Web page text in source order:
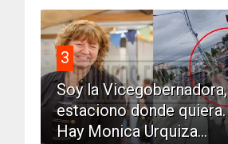
3
Soy la Vicegobernadora,
estaciono donde quiera.
Hay Monica Urquiza...